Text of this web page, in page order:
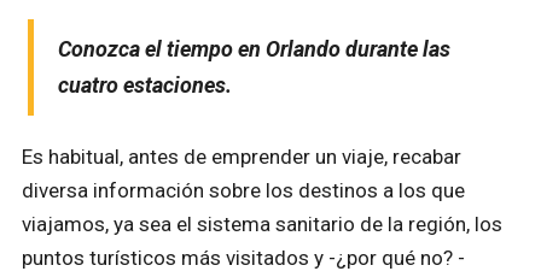
Conozca el tiempo en Orlando durante las
cuatro estaciones.
Es habitual, antes de emprender un viaje, recabar
diversa información sobre los destinos a los que
viajamos, ya sea el sistema sanitario de la región, los
puntos turísticos más visitados y -¿por qué no? -